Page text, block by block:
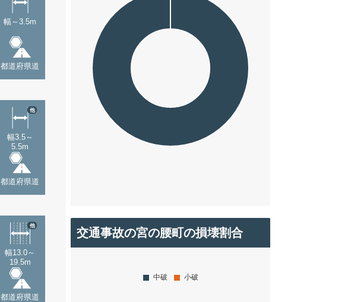
幅～3.5m
都道府県道
幅3.5～
5.5m
他
都道府県道
幅13.0～
19.5m
他
都道府県道
交通事故の宮の腰町の損壊割合